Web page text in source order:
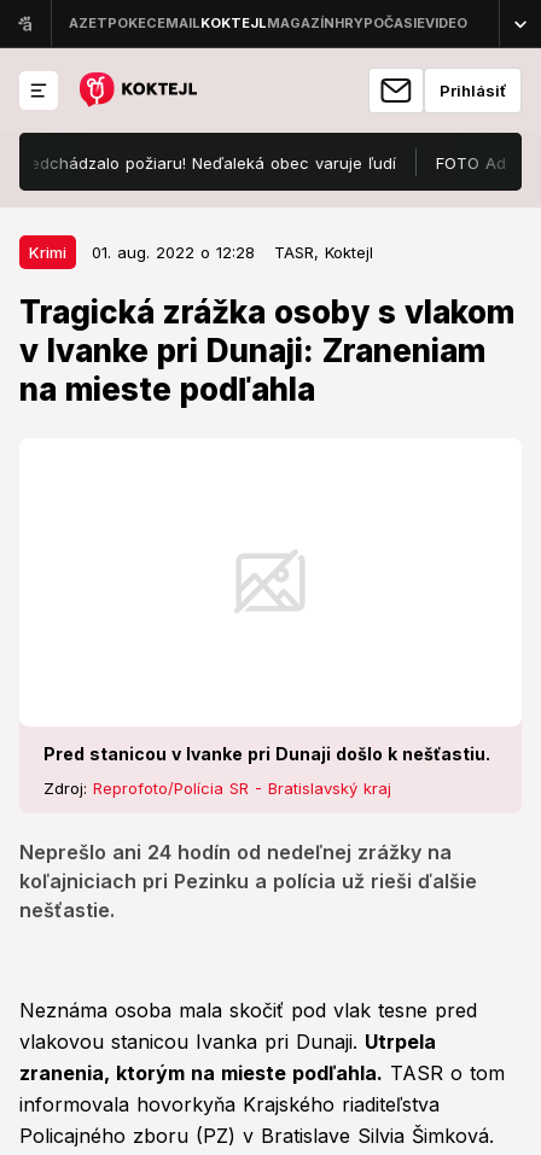
Prihlásiť
požiaru! Neďaleká obec varuje ľudí FOTO Adela
Krimi 01. aug. 2022 o 12:28 TASR, Koktejl
Tragická zrážka osoby s vlakom
v Ivanke pri Dunaji: Zraneniam
na mieste podľahla
Pred stanicou v Ivanke pri Dunaji došlo k nešťastiu.
Zdroj: Reprofoto/Polícia SR - Bratislavský kraj
Neprešlo ani 24 hodín od nedeľnej zrážky na
koľajniciach pri Pezinku a polícia už rieši ďalšie
nešťastie.
Krimi 01. aug. 2022 o 12:28
Tragická zrážka osoby s vlakom v
Ivanke pri Dunaji: Zraneniam na
mieste podľahla
Neznáma osoba mala skočiť pod vlak tesne pred
vlakovou stanicou Ivanka pri Dunaji. Utrpela
zranenia, ktorým na mieste podľahla. TASR o tom
informovala hovorkyňa Krajského riaditeľstva
Policajného zboru (PZ) v Bratislave Silvia Šimková.